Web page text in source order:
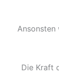
Ansonsten
Die Kraft